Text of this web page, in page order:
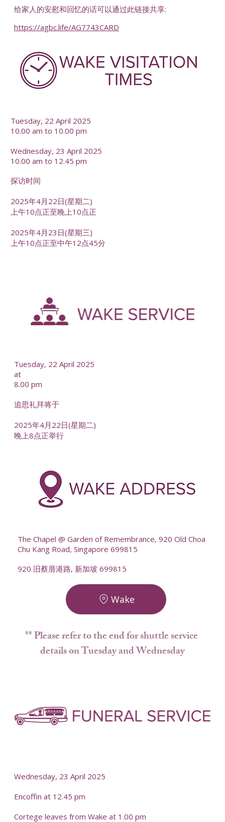
给家人的安慰和回忆的话可以通过此链接共享:
https://agbc.life/AG7743CARD
Tuesday, 22 April 2025
10.00 am to 10.00 pm
Wednesday, 23 April 2025
10.00 am to 12.45 pm
探访时间
2025年4月22日(星期二)
上午10点正至晚上10点正
2025年4月23日(星期三)
上午10点正至中午12点45分
Tuesday, 22 April 2025
at
8.00 pm
追思礼拜将于
2025年4月22日(星期二)
晚上8点正举行
The Chapel @ Garden of Remembrance, 920 Old Choa
Chu Kang Road, Singapore 699815
920 旧蔡厝港路, 新加坡 699815
Wake
Wednesday, 23 April 2025
Encoffin at 12.45 pm
Cortege leaves from Wake at 1.00 pm
** Please refer to the end for shuttle service
details on Tuesday and Wednesday